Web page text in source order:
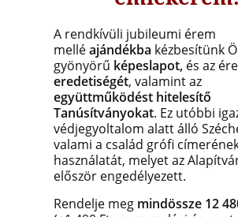
A rendkívüli jubileumi érem
melléajándékba kézbesítünk
gyönyörű képeslapot, és az
eredetiségét, valamint az
együttműködést hitelesítő
Tanúsítványokat. Ez utóbbi
védjegyoltalom alatt álló
valami a család grófi
használatát, melyet az
először engedélyezett.
Rendelje meg mindössze 12